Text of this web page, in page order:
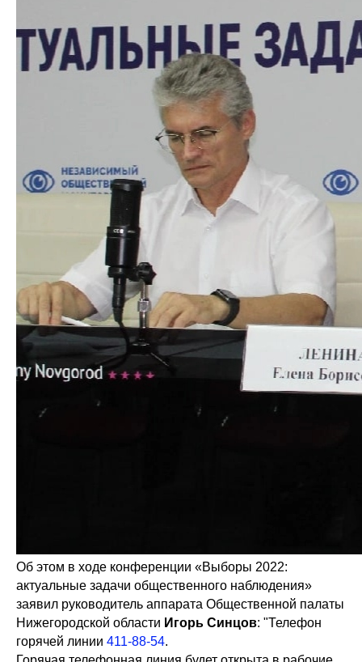
Об этом в ходе конференции «Выборы 2022:
актуальные задачи общественного наблюдения»
заявил руководитель аппарата Общественной палаты
Нижегородской области Игорь Синцов: "Телефон
горячей линии 411-88-54.